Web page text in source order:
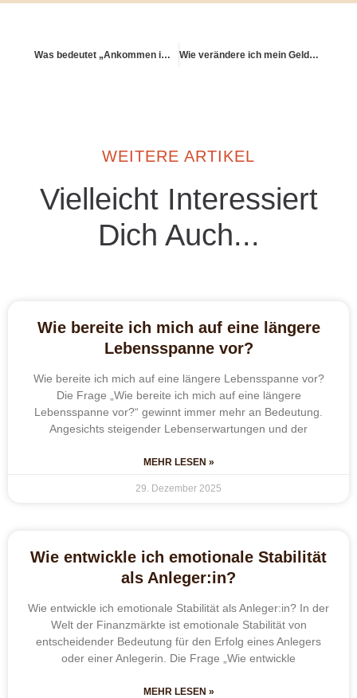
Was bedeutet „Ankommen im Jetzt“ im Kontext Altersvorsorge? Wie verändere ich mein Geldverhalten durch innere Arbeit?
WEITERE ARTIKEL
Vielleicht Interessiert
Dich Auch...
Wie bereite ich mich auf eine längere
Lebensspanne vor?
Wie bereite ich mich auf eine längere Lebensspanne vor?
Die Frage „Wie bereite ich mich auf eine längere
Lebensspanne vor?“ gewinnt immer mehr an Bedeutung.
Angesichts steigender Lebenserwartungen und der
MEHR LESEN »
29. Dezember 2025
Wie entwickle ich emotionale Stabilität
als Anleger:in?
Wie entwickle ich emotionale Stabilität als Anleger:in? In der
Welt der Finanzmärkte ist emotionale Stabilität von
entscheidender Bedeutung für den Erfolg eines Anlegers
oder einer Anlegerin. Die Frage „Wie entwickle
MEHR LESEN »